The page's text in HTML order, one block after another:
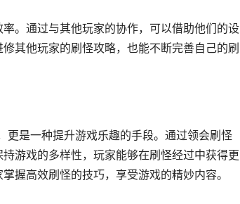
。通过与其他玩家的协作，可以借助他们的设
其他玩家的刷怪攻略，也能不断完善自己的刷
更是一种提升游戏乐趣的手段。通过领会刷怪
游戏的多样性，玩家能够在刷怪经过中获得更
握高效刷怪的技巧，享受游戏的精妙内容。